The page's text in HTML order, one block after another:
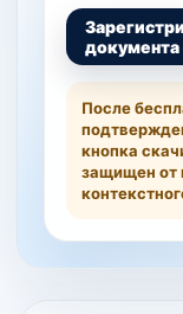
документа
После
кнопка
защищен от